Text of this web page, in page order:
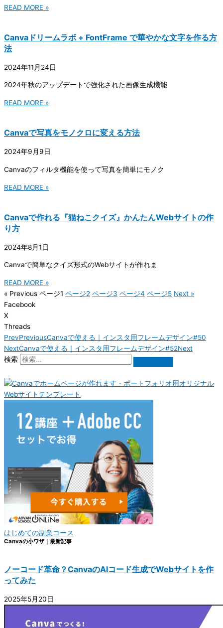
READ MORE »
Canvaドリームラボ + FontFrame で華やかな文字を作る方
法
2024年11月24日
2024年秋のアップデートで強化された画像生成機能
READ MORE »
Canvaで写真をモノクロに変える方法
2024年9月9日
Canvaのフィルタ機能を使って写真を簡単にモノク
READ MORE »
Canvaで作れる『猫ねこクイズ』かんたんWebサイトの作
り方
2024年8月1日
Canvaで簡単なクイズ形式のWebサイトが作れま
READ MORE »
« Previous ページ1 ページ2 ページ3 ページ4 ページ5 Next »
Facebook
X
Threads
PrevPreviousCanvaで使える｜インスタ用フレームデザイン#50
NextCanvaで使える｜インスタ用フレームデザイン#52Next
検索
はじめての副業コース
Canvaの小ワザ｜最新記事
ノーコード革命？CanvaのAIコード生成でWebサイトを作
ってみた
2025年5月20日